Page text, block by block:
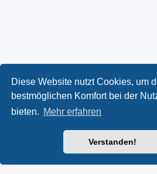
Diese Website nutzt Cookies, um
bestmöglichen Komfort bei der
bieten. Mehr erfahren
Verstanden!